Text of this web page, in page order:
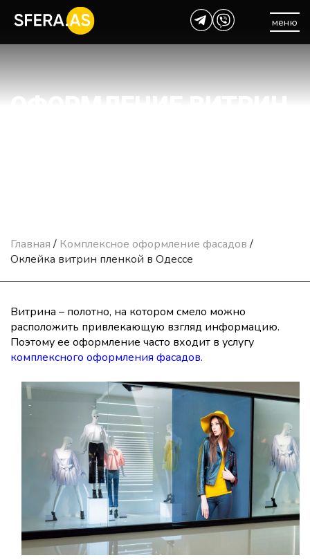
меню
ОФОРМЛЕНИЕ ВИТРИН
Главная / Комплексное оформление фасадов /
Оклейка витрин пленкой в Одессе
Витрина – полотно, на котором смело можно
расположить привлекающую взгляд информацию.
Поэтому ее оформление часто входит в услугу
комплексного оформления фасадов.